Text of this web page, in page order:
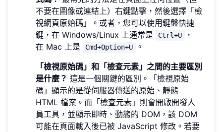
不要在圖像或連結上）右鍵點擊，然後選擇「檢
視網頁原始碼」。或者，您可以使用鍵盤快捷
鍵，在 Windows/Linux 上通常是
Ctrl+U
，
在 Mac 上是
Cmd+Option+U
。
「檢視原始碼」和「檢查元素」之間的主要區別
是什麼？ 這是一個關鍵的區別。「檢視原始
碼」顯示的是從伺服器傳送的原始、靜態
HTML 檔案。而「檢查元素」則會開啟開發人
員工具，並顯示即時、動態的 DOM，該 DOM
可能在頁面載入後已被 JavaScript 修改。若要